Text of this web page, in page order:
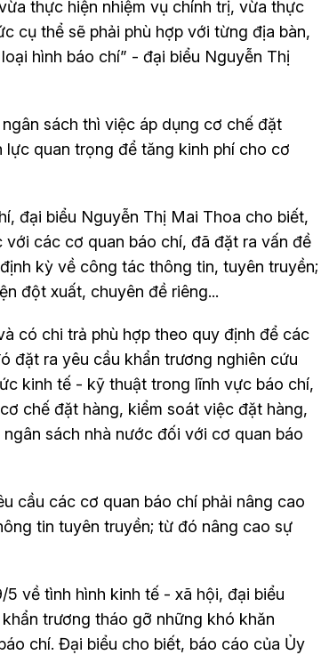
thực hiện nhiệm vụ chính trị, vừa thực
cụ thể sẽ phải phù hợp với từng địa bàn,
hình báo chí” - đại biểu Nguyễn Thị
sách thì việc áp dụng cơ chế đặt
quan trọng để tăng kinh phí cho cơ
đại biểu Nguyễn Thị Mai Thoa cho biết,
các cơ quan báo chí, đã đặt ra vấn đề
kỳ về công tác thông tin, tuyên truyền;
đột xuất, chuyên đề riêng...
có chi trả phù hợp theo quy định để các
đặt ra yêu cầu khẩn trương nghiên cứu
kinh tế - kỹ thuật trong lĩnh vực báo chí,
chế đặt hàng, kiểm soát việc đặt hàng,
sách nhà nước đối với cơ quan báo
cầu các cơ quan báo chí phải nâng cao
tin tuyên truyền; từ đó nâng cao sự
về tình hình kinh tế - xã hội, đại biểu
trương tháo gỡ những khó khăn
chí. Đại biểu cho biết, báo cáo của Ủy